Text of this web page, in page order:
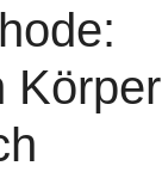
Körper